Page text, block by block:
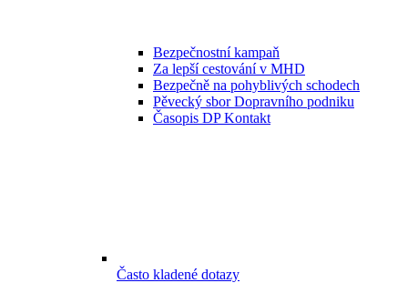
Bezpečnostní kampaň
Za lepší cestování v MHD
Bezpečně na pohyblivých schodech
Pěvecký sbor Dopravního podniku
Časopis DP Kontakt
Často kladené dotazy